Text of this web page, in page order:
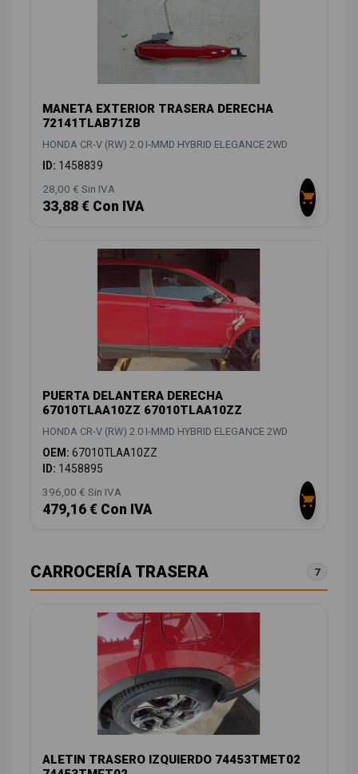
MANETA EXTERIOR TRASERA DERECHA
72141TLAB71ZB
HONDA CR-V (RW) 2.0 I-MMD HYBRID ELEGANCE 2WD
ID: 1458839
28,00 € Sin IVA
33,88 € Con IVA
PUERTA DELANTERA DERECHA
67010TLAA10ZZ 67010TLAA10ZZ
HONDA CR-V (RW) 2.0 I-MMD HYBRID ELEGANCE 2WD
OEM: 67010TLAA10ZZ
ID: 1458895
396,00 € Sin IVA
479,16 € Con IVA
CARROCERÍA TRASERA 7
ALETIN TRASERO IZQUIERDO 74453TMET02